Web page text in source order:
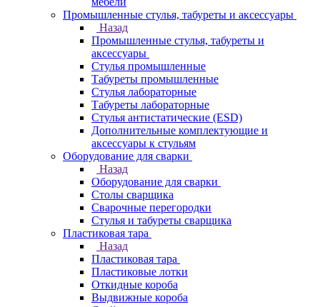
Промышленные стулья, табуреты и аксессуары
Назад
Промышленные стулья, табуреты и
аксессуары
Стулья промышленные
Табуреты промышленные
Стулья лабораторные
Табуреты лабораторные
Стулья антистатические (ESD)
Дополнительные комплектующие и
аксессуары к стульям
Оборудование для сварки
Назад
Оборудование для сварки
Столы сварщика
Сварочные перегородки
Стулья и табуреты сварщика
Пластиковая тара
Назад
Пластиковая тара
Пластиковые лотки
Откидные короба
Выдвижные короба